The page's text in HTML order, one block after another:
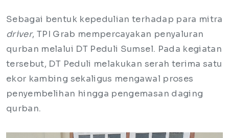
Sebagai bentuk kepedulian terhadap para mitra
driver, TPI Grab mempercayakan penyaluran
qurban melalui DT Peduli Sumsel. Pada kegiatan
tersebut, DT Peduli melakukan serah terima satu
ekor kambing sekaligus mengawal proses
penyembelihan hingga pengemasan daging
qurban.